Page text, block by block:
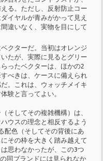
る。ただし、反射防止コー
イヤルが青みがかって見え
違いなく、実物を目にして
クターだ。当初はオレンジ
たが、実際に見るとグリー
ったベクターは、ほかの2
べきは、ケースに備えられ
。これは、ウォッチメイキ
験と言ってよい。
そしてその複雑機構）は、
ウスの理念と相反するよう
配色（そしてその背後にあ
その枠を大きく踏み越えて
思わなかったが、この3つ
同ブランドには見られなか